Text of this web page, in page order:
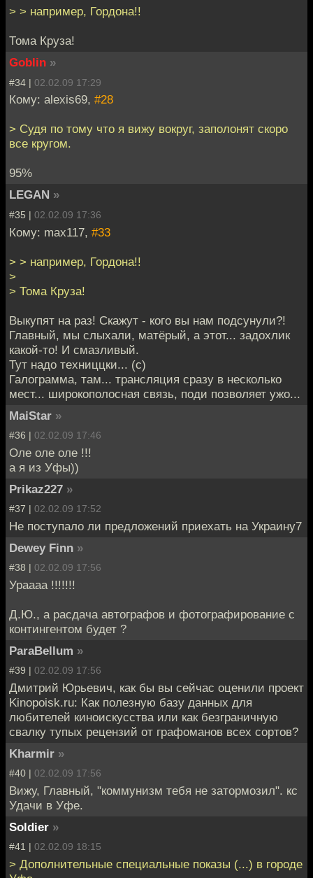
> > например, Гордона!!
Тома Круза!
Goblin »
#34 | 02.02.09 17:29
Кому: alexis69, #28
> Судя по тому что я вижу вокруг, заполонят скоро
все кругом.
95%
LEGAN »
#35 | 02.02.09 17:36
Кому: max117, #33
> > например, Гордона!!
>
> Тома Круза!
Выкупят на раз! Скажут - кого вы нам подсунули?!
Главный, мы слыхали, матёрый, а этот... задохлик
какой-то! И смазливый.
Тут надо техниццки... (с)
Галограмма, там... трансляция сразу в несколько
мест... широкополосная связь, поди позволяет ужо...
MaiStar »
#36 | 02.02.09 17:46
Оле оле оле !!!
а я из Уфы))
Prikaz227 »
#37 | 02.02.09 17:52
Не поступало ли предложений приехать на Украину7
Dewey Finn »
#38 | 02.02.09 17:56
Ураааа !!!!!!!
Д.Ю., а расдача автографов и фотографирование с
контингентом будет ?
ParaBellum »
#39 | 02.02.09 17:56
Дмитрий Юрьевич, как бы вы сейчас оценили проект
Kinopoisk.ru: Как полезную базу данных для
любителей киноискусства или как безграничную
свалку тупых рецензий от графоманов всех сортов?
Kharmir »
#40 | 02.02.09 17:56
Вижу, Главный, "коммунизм тебя не затормозил". кс
Удачи в Уфе.
Soldier »
#41 | 02.02.09 18:15
> Дополнительные специальные показы (...) в городе